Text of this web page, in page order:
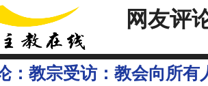
网友评
： 教宗受访：教会向所有